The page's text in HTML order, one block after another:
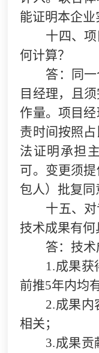
能证明本企业
十四、
何计算？
答：同
目经理，且
作量。项目
责时间按照
法证明承担
可。变更须
包人）批复同
十五、
技术成果有何
答：技术
1.成果获
前推5年内均
2.成果内
相关；
3.成果贡